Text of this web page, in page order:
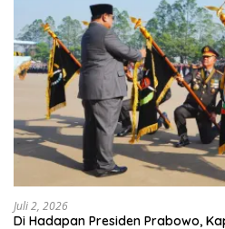
Juli 2, 2026
Di Hadapan Presiden Prabowo,